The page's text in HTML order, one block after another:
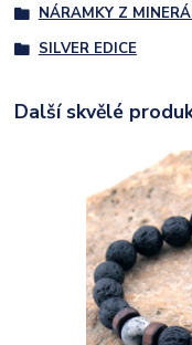
NÁRAMKY Z
SILVER EDICE
Další skvělé